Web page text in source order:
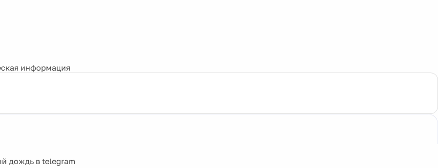
информация